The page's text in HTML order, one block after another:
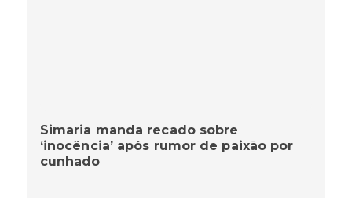
Simaria manda recado sobre
‘inocência’ após rumor de paixão por
cunhado